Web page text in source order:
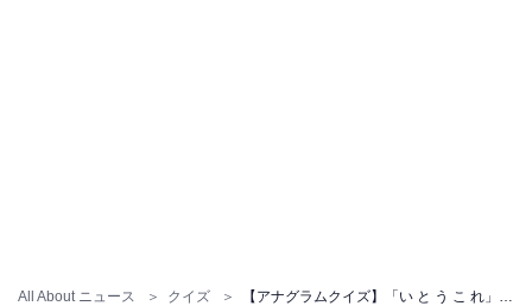
All About ニュース クイズ